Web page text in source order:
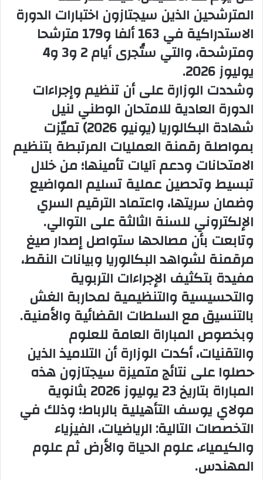
المترشحين الذين سيجتازون اختبارات الدورة
الاستدراكية في 163 ألفا و179 مترشحا
ومترشحة، والتي ستُجرى أيام 2 و3 و4
يوليوز 2026.
وشددت الوزارة على أن تنظيم وإجراءات
الدورة العادية للامتحان الوطني لنيل
شهادة البكالوريا (يونيو 2026) تميّزت
بمواصلة رقمنة العمليات المرتبطة بتنظيم
الامتحانات ودعم آليات تأمينها؛ من خلال
تبسيط وتحصين عملية تسليم المواضيع
وضمان سريتها، واعتماد الترقيم السري
الإلكتروني للسنة الثالثة على التوالي.
وتابعت بأن مصالحها ستواصل إصدار صيغ
مرقمنة لشواهد البكالوريا وبيانات النقط،
مفيدة بتكثيف الإجراءات التربوية
والتحسيسية والتنظيمية لمحاربة الغش
بالتنسيق مع السلطات القضائية والأمنية.
وبخصوص المباراة العامة للعلوم
والتقنيات، أكدت الوزارة أن التلاميذ الذين
حصلوا على نتائج متميزة سيجتازون هذه
المباراة بتاريخ 23 يوليوز 2026 بثانوية
مولاي يوسف التأهيلية بالرباط؛ وذلك في
التخصصات التالية: الرياضيات، الفيزياء
والكيمياء، علوم الحياة والأرض ثم علوم
المهندس.